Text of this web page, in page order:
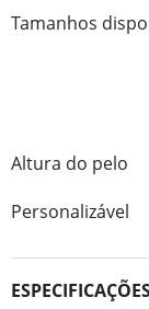
Tamanhos
Altura do pelo
Personalizável